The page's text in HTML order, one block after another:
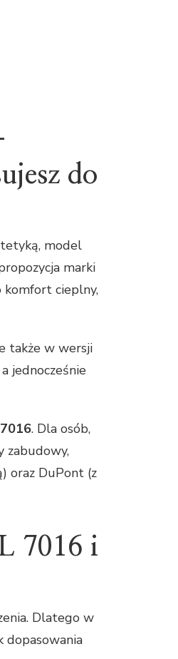
do
model
marki
komfort cieplny,
także w wersji
jednocześnie
. Dla osób,
zabudowy,
oraz DuPont (z
7016 i
Dlatego w
dopasowania